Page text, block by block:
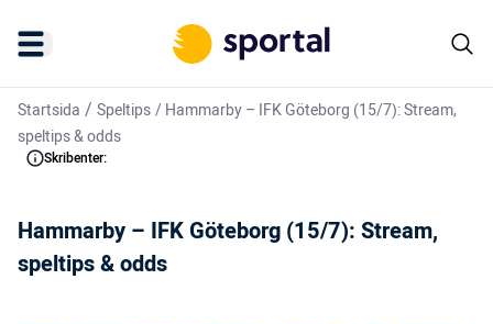
Startsida / Speltips/Hammarby – IFK Göteborg (15/7): Stream,
speltips & odds
Skribenter:
Hammarby – IFK Göteborg (15/7): Stream,
speltips & odds